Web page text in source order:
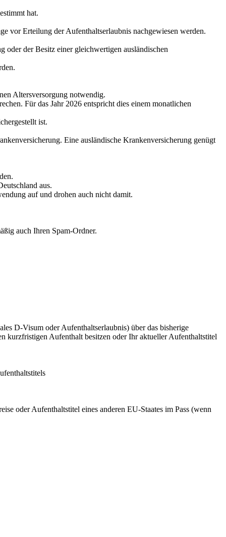
hat.
vor Erteilung der Aufenthaltserlaubnis nachgewiesen werden.
oder der Besitz einer gleichwertigen ausländischen
Altersversorgung notwendig.
Für das Jahr 2026 entspricht dies einem monatlichen
ist.
Eine ausländische Krankenversicherung genügt
aus.
auf und drohen auch nicht damit.
auch Ihren Spam-Ordner.
D-Visum oder Aufenthaltserlaubnis) über das bisherige
kurzfristigen Aufenthalt besitzen oder Ihr aktueller Aufenthaltstitel
oder Aufenthaltstitel eines anderen EU-Staates im Pass (wenn